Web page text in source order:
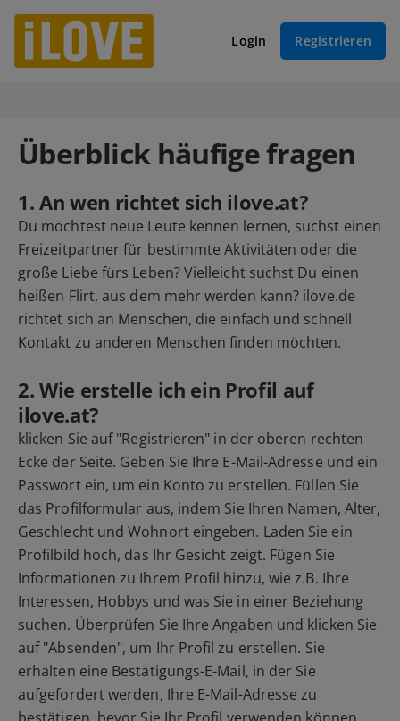
Login Registrieren
Überblick häufige fragen
1. An wen richtet sich ilove.at?
Du möchtest neue Leute kennen lernen, suchst einen
Freizeitpartner für bestimmte Aktivitäten oder die
große Liebe fürs Leben? Vielleicht suchst Du einen
heißen Flirt, aus dem mehr werden kann? ilove.de
richtet sich an Menschen, die einfach und schnell
Kontakt zu anderen Menschen finden möchten.
2. Wie erstelle ich ein Profil auf
ilove.at?
klicken Sie auf "Registrieren" in der oberen rechten
Ecke der Seite. Geben Sie Ihre E-Mail-Adresse und ein
Passwort ein, um ein Konto zu erstellen. Füllen Sie
das Profilformular aus, indem Sie Ihren Namen, Alter,
Geschlecht und Wohnort eingeben. Laden Sie ein
Profilbild hoch, das Ihr Gesicht zeigt. Fügen Sie
Informationen zu Ihrem Profil hinzu, wie z.B. Ihre
Interessen, Hobbys und was Sie in einer Beziehung
suchen. Überprüfen Sie Ihre Angaben und klicken Sie
auf "Absenden", um Ihr Profil zu erstellen. Sie
erhalten eine Bestätigungs-E-Mail, in der Sie
aufgefordert werden, Ihre E-Mail-Adresse zu